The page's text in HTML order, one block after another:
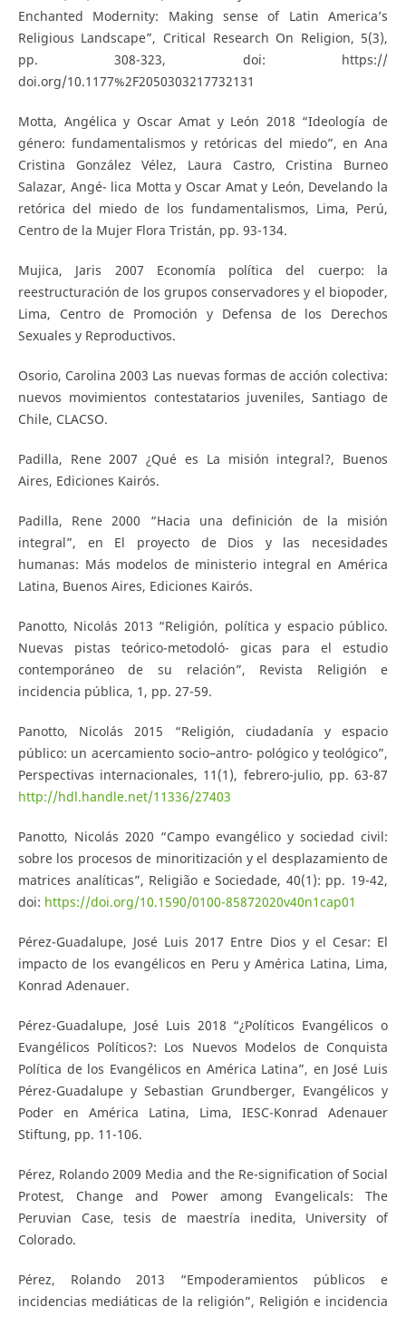
Enchanted Modernity: Making sense of Latin America’s
Religious Landscape”, Critical Research On Religion, 5(3),
pp. 308-323, doi: https://
doi.org/10.1177%2F2050303217732131
Motta, Angélica y Oscar Amat y León 2018 “Ideología de
género: fundamentalismos y retóricas del miedo”, en Ana
Cristina González Vélez, Laura Castro, Cristina Burneo
Salazar, Angé- lica Motta y Oscar Amat y León, Develando la
retórica del miedo de los fundamentalismos, Lima, Perú,
Centro de la Mujer Flora Tristán, pp. 93-134.
Mujica, Jaris 2007 Economía política del cuerpo: la
reestructuración de los grupos conservadores y el biopoder,
Lima, Centro de Promoción y Defensa de los Derechos
Sexuales y Reproductivos.
Osorio, Carolina 2003 Las nuevas formas de acción colectiva:
nuevos movimientos contestatarios juveniles, Santiago de
Chile, CLACSO.
Padilla, Rene 2007 ¿Qué es La misión integral?, Buenos
Aires, Ediciones Kairós.
Padilla, Rene 2000 “Hacia una definición de la misión
integral”, en El proyecto de Dios y las necesidades
humanas: Más modelos de ministerio integral en América
Latina, Buenos Aires, Ediciones Kairós.
Panotto, Nicolás 2013 “Religión, política y espacio público.
Nuevas pistas teórico-metodoló- gicas para el estudio
contemporáneo de su relación”, Revista Religión e
incidencia pública, 1, pp. 27-59.
Panotto, Nicolás 2015 “Religión, ciudadanía y espacio
público: un acercamiento socio–antro- pológico y teológico”,
Perspectivas internacionales, 11(1), febrero-julio, pp. 63-87
http://hdl.handle.net/11336/27403
Panotto, Nicolás 2020 “Campo evangélico y sociedad civil:
sobre los procesos de minoritización y el desplazamiento de
matrices analíticas”, Religião e Sociedade, 40(1): pp. 19-42,
doi: https://doi.org/10.1590/0100-85872020v40n1cap01
Pérez-Guadalupe, José Luis 2017 Entre Dios y el Cesar: El
impacto de los evangélicos en Peru y América Latina, Lima,
Konrad Adenauer.
Pérez-Guadalupe, José Luis 2018 “¿Políticos Evangélicos o
Evangélicos Políticos?: Los Nuevos Modelos de Conquista
Política de los Evangélicos en América Latina”, en José Luis
Pérez-Guadalupe y Sebastian Grundberger, Evangélicos y
Poder en América Latina, Lima, IESC-Konrad Adenauer
Stiftung, pp. 11-106.
Pérez, Rolando 2009 Media and the Re-signification of Social
Protest, Change and Power among Evangelicals: The
Peruvian Case, tesis de maestría inedita, University of
Colorado.
Pérez, Rolando 2013 “Empoderamientos públicos e
incidencias mediáticas de la religión”, Religión e incidencia